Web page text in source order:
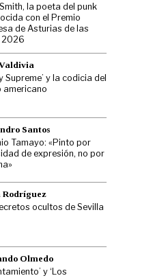
la poeta del punk
con el Premio
de Asturias de las
2026
Supreme’ y la codicia del
americano
Santos
Tamayo: «Pinto por
de expresión, no por
Rodríguez
ocultos de Sevilla
Olmedo
y ‘Los